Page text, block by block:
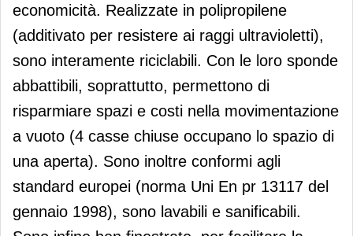
economicità. Realizzate in polipropilene
(additivato per resistere ai raggi ultravioletti),
sono interamente riciclabili. Con le loro sponde
abbattibili, soprattutto, permettono di
risparmiare spazi e costi nella movimentazione
a vuoto (4 casse chiuse occupano lo spazio di
una aperta). Sono inoltre conformi agli
standard europei (norma Uni En pr 13117 del
gennaio 1998), sono lavabili e sanificabili.